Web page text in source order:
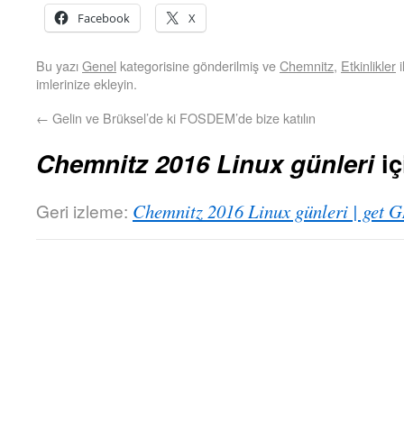
Facebook X
Bu yazı Genel kategorisine gönderilmiş veChemnitz, Etkinlikler
imlerinize ekleyin.
← Gelin ve Brüksel’de ki FOSDEM’de bize katılın
Chemnitz 2016 Linux günleri
Geri izleme: Chemnitz 2016 Linux günleri | get